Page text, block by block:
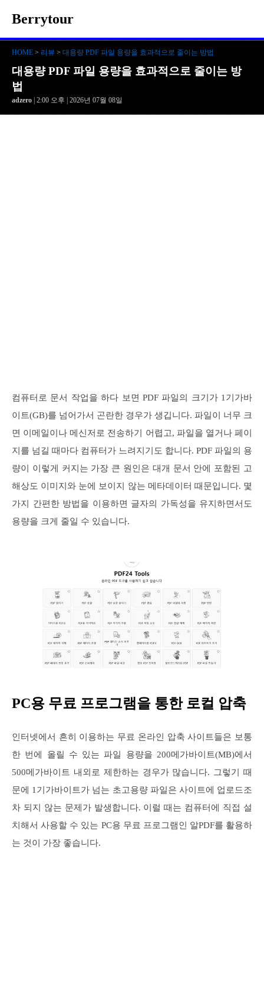
Berrytour
HOME > 리뷰 > 대용량 PDF 파일 용량을 효과적으로 줄이는 방법
대용량 PDF 파일 용량을 효과적으로 줄이는 방
법
adzero | 2:00 오후 | 2026년 07월 08일
컴퓨터로 문서 작업을 하다 보면 PDF 파일의 크기가 1기가바
이트(GB)를 넘어가서 곤란한 경우가 생깁니다. 파일이 너무 크
면 이메일이나 메신저로 전송하기 어렵고, 파일을 열거나 페이
지를 넘길 때마다 컴퓨터가 느려지기도 합니다. PDF 파일의 용
량이 이렇게 커지는 가장 큰 원인은 대개 문서 안에 포함된 고
해상도 이미지와 눈에 보이지 않는 메타데이터 때문입니다. 몇
가지 간편한 방법을 이용하면 글자의 가독성을 유지하면서도
용량을 크게 줄일 수 있습니다.
PC용 무료 프로그램을 통한 로컬 압축
인터넷에서 흔히 이용하는 무료 온라인 압축 사이트들은 보통
한 번에 올릴 수 있는 파일 용량을 200메가바이트(MB)에서
500메가바이트 내외로 제한하는 경우가 많습니다. 그렇기 때
문에 1기가바이트가 넘는 초고용량 파일은 사이트에 업로드조
차 되지 않는 문제가 발생합니다. 이럴 때는 컴퓨터에 직접 설
치해서 사용할 수 있는 PC용 무료 프로그램인 알PDF를 활용하
는 것이 가장 좋습니다.